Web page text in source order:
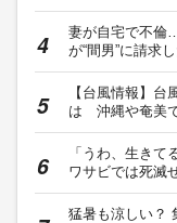
妻が自宅で不倫
が“間男”に請求
【台風情報】台
は 沖縄や奄美
「うわ、生き
ワサビでは死
猛暑も涼しい？